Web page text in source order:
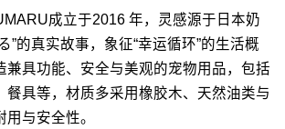
成立于2016 年，灵感源于日本奶
”的真实故事，象征“幸运循环”的生活概
兼具功能、安全与美观的宠物用品，包括
餐具等，材质多采用橡胶木、天然油类与
与安全性。